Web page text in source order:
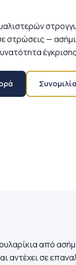
στρώσεις —
από
αντέχει σε